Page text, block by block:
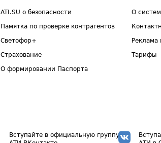
ATI.SU о безопасности
Памятка по проверке контрагентов
Светофор+
Страхование
О формировании Паспорта
О
Реклама
Тарифы
Вступайте в официальную группу